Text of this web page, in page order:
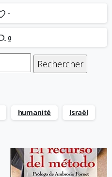
-
0
humanité Israël